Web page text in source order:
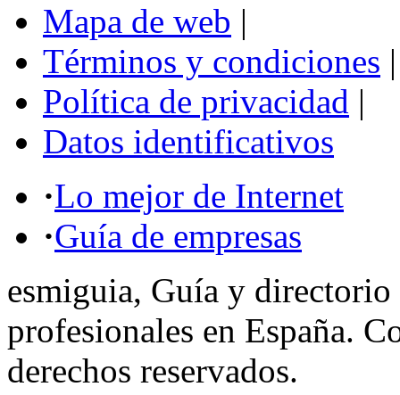
Mapa de web |
Términos y condiciones |
Política de privacidad |
Datos identificativos
·Lo mejor de Internet
·Guía de empresas
esmiguia, Guía y directorio
profesionales en España.
derechos reservados.